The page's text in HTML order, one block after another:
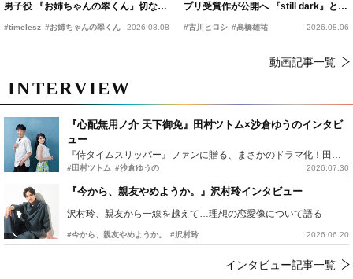
男子役 『お姉ちゃんの翠くん』切ない
恋の幕開けを予感
#timelesz #お姉ちゃんの翠くん 2026.08.08
プリ受賞作が公開へ 『still dark』と同
時上映決定
#古川ヒロシ #髙橋雄祐 2026.08.06
動画記事一覧
INTERVIEW
『心配無用ノ介 天下御免』田村ツトム×沙倉ゆうのインタビ
ュー
『侍タイムスリッパー』ファンに贈る、まさかのドラマ化！田村ツトム×沙倉ゆうのが語る『心配無用ノ介』撮影秘話
#田村ツトム #沙倉ゆうの 2026.07.30
『今から、親友やめようか。』沢村玲インタビュー
沢村玲、親友から一線を越えて…理想の恋愛像について語る
#今から、親友やめようか。 #沢村玲 2026.06.20
インタビュー記事一覧